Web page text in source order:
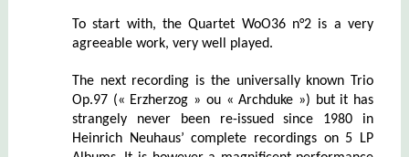
To start with, the Quartet WoO36 n°2 is a very
agreeable work, very well played.
The next recording is the universally known Trio
Op.97 (« Erzherzog » ou « Archduke ») but it has
strangely never been re-issued since 1980 in
Heinrich Neuhaus’ complete recordings on 5 LP